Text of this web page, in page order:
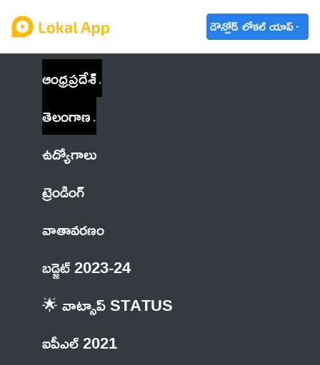
డౌన్లోడ్ లోకల్ యాప్
ఆంధ్రప్రదేశ్
తెలంగాణ
ఉద్యోగాలు
ట్రెండింగ్
వాతావరణం
బడ్జెట్ 2023-24
🌟 వాట్సాప్ STATUS
ఐపీఎల్ 2021